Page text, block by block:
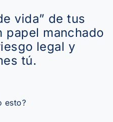
vida” de tus
papel manchado
legal y
tú.
esto?